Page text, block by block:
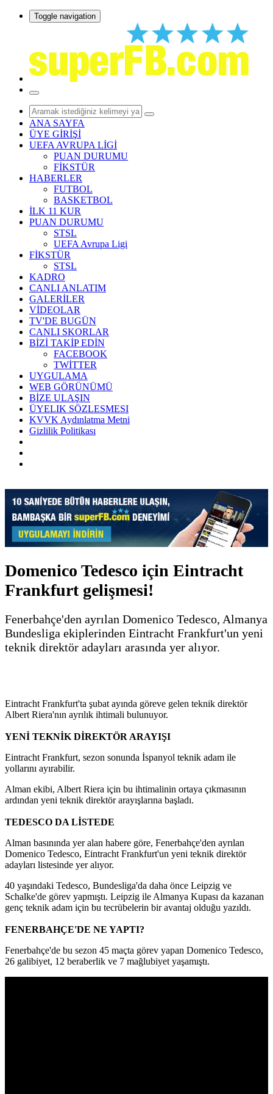
Toggle navigation
ANA SAYFA
ÜYE GİRİŞİ
UEFA AVRUPA LİGİ
PUAN DURUMU
FİKSTÜR
HABERLER
FUTBOL
BASKETBOL
İLK 11 KUR
PUAN DURUMU
STSL
UEFA Avrupa Ligi
FİKSTÜR
STSL
KADRO
CANLI ANLATIM
GALERİLER
VİDEOLAR
TV'DE BUGÜN
CANLI SKORLAR
BİZİ TAKİP EDİN
FACEBOOK
TWİTTER
UYGULAMA
WEB GÖRÜNÜMÜ
BİZE ULAŞIN
ÜYELIK SÖZLESMESI
KVVK Aydınlatma Metni
Gizlilik Politikası
Domenico Tedesco için Eintracht
Frankfurt gelişmesi!
Fenerbahçe'den ayrılan Domenico Tedesco, Almanya
Bundesliga ekiplerinden Eintracht Frankfurt'un yeni
teknik direktör adayları arasında yer alıyor.
Eintracht Frankfurt'ta şubat ayında göreve gelen teknik direktör
Albert Riera'nın ayrılık ihtimali bulunuyor.
YENİ TEKNİK DİREKTÖR ARAYIŞI
Eintracht Frankfurt, sezon sonunda İspanyol teknik adam ile
yollarını ayırabilir.
Alman ekibi, Albert Riera için bu ihtimalinin ortaya çıkmasının
ardından yeni teknik direktör arayışlarına başladı.
TEDESCO DA LİSTEDE
Alman basınında yer alan habere göre, Fenerbahçe'den ayrılan
Domenico Tedesco, Eintracht Frankfurt'un yeni teknik direktör
adayları listesinde yer alıyor.
40 yaşındaki Tedesco, Bundesliga'da daha önce Leipzig ve
Schalke'de görev yapmıştı. Leipzig ile Almanya Kupası da kazanan
genç teknik adam için bu tecrübelerin bir avantaj olduğu yazıldı.
FENERBAHÇE'DE NE YAPTI?
Fenerbahçe'de bu sezon 45 maçta görev yapan Domenico Tedesco,
26 galibiyet, 12 beraberlik ve 7 mağlubiyet yaşamıştı.